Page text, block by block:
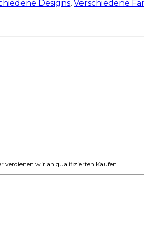
Designs, Verschiedene
verdienen wir an qualifizierten Käufen